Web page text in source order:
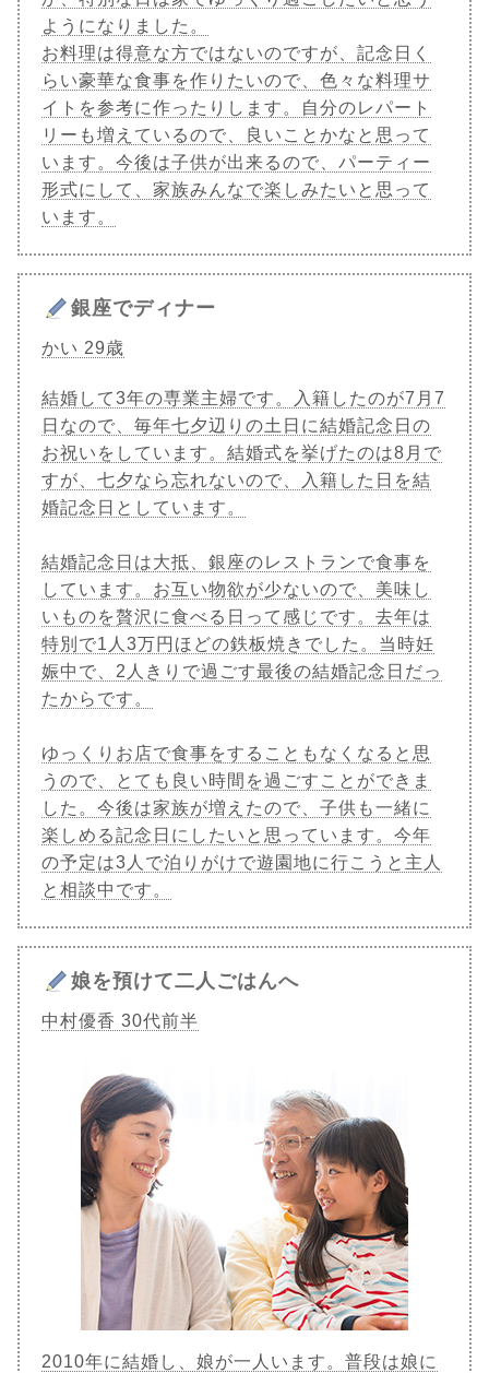
ようになりました。
お料理は得意な方ではないのですが、記念日く
らい豪華な食事を作りたいので、色々な料理サ
イトを参考に作ったりします。自分のレパート
リーも増えているので、良いことかなと思って
います。今後は子供が出来るので、パーティー
形式にして、家族みんなで楽しみたいと思って
います。
銀座でディナー
かい 29歳
結婚して3年の専業主婦です。入籍したのが7月7
日なので、毎年七夕辺りの土日に結婚記念日の
お祝いをしています。結婚式を挙げたのは8月で
すが、七夕なら忘れないので、入籍した日を結
婚記念日としています。
結婚記念日は大抵、銀座のレストランで食事を
しています。お互い物欲が少ないので、美味し
いものを贅沢に食べる日って感じです。去年は
特別で1人3万円ほどの鉄板焼きでした。当時妊
娠中で、2人きりで過ごす最後の結婚記念日だっ
たからです。
ゆっくりお店で食事をすることもなくなると思
うので、とても良い時間を過ごすことができま
した。今後は家族が増えたので、子供も一緒に
楽しめる記念日にしたいと思っています。今年
の予定は3人で泊りがけで遊園地に行こうと主人
と相談中です。
娘を預けて二人ごはんへ
中村優香 30代前半
2010年に結婚し、娘が一人います。普段は娘に